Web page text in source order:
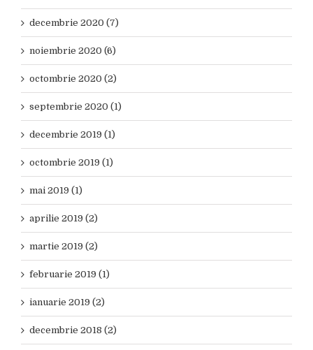
decembrie 2020 (7)
noiembrie 2020 (6)
octombrie 2020 (2)
septembrie 2020 (1)
decembrie 2019 (1)
octombrie 2019 (1)
mai 2019 (1)
aprilie 2019 (2)
martie 2019 (2)
februarie 2019 (1)
ianuarie 2019 (2)
decembrie 2018 (2)